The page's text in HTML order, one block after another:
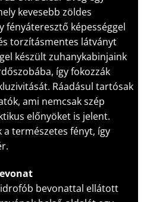
kevesebb zöldes
fényáteresztő képességgel
torzításmentes látványt
készült zuhanykabinjaink
így fokozzák
Ráadásul tartósak
ami nemcsak szép
előnyöket is jelent.
a természetes fényt, így
bevonattal ellátott